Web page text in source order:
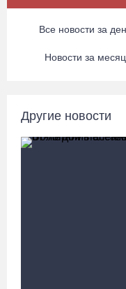
07.08.26 / 14:25
Череповчанку
честь юбилея города
Все новости за
Новости за месяц
Другие новости